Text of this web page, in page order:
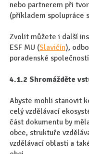
nebo partnerem při
(příkladem spolupráce
Zvolit můžete i další
ESF MU (Slavičín),
poradenské
4.1.2 Shromážděte
Abyste mohli stanovit
celý vzdělávací
část dokumentu by
obce, struktuře
vzdělávací oblasti a